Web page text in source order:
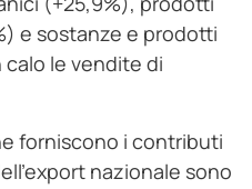
e sostanze e prodotti
calo le vendite di
forniscono i contributi
nazionale sono